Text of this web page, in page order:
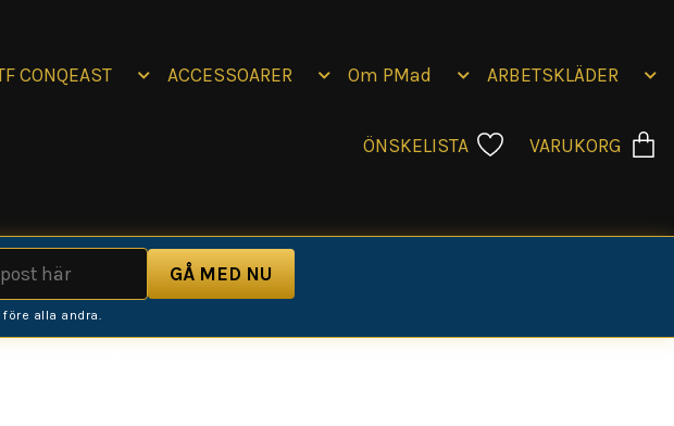
CONQEAST ACCESSOARER Om PMad ARBETSKLÄDER
ÖNSKELISTA VARUKORG
alla andra.